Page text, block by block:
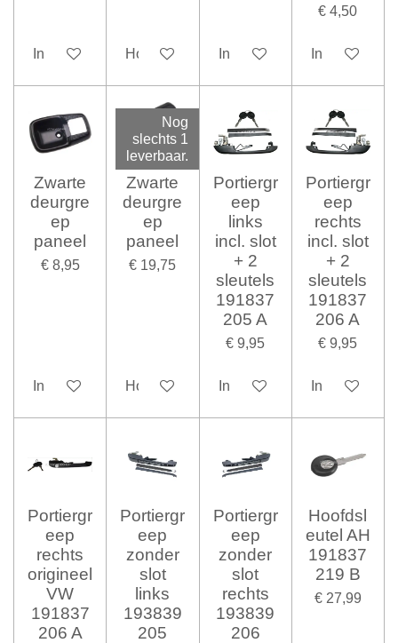
In winkelwagenHoud mij op de hoogteIn winkelwagen
€ 4,50
In
Zwarte
deurgre
ep
paneel
€ 8,95
In winkelwagen
Nog
slechts 1
leverbaar.
Zwarte
deurgre
ep
paneel
€ 19,75
Houd mij op de hoogte
Portiergr
eep
links
incl. slot
+ 2
sleutels
191837
205 A
€ 9,95
In winkelwagen
Portiergr
eep
rechts
incl. slot
+ 2
sleutels
191837
206 A
€ 9,95
In
Portiergr
eep
rechts
origineel
VW
191837
206 A
Portiergr
eep
zonder
slot
links
193839
205
Portiergr
eep
zonder
slot
rechts
193839
206
Hoofdsl
eutel AH
191837
219 B
€ 27,99